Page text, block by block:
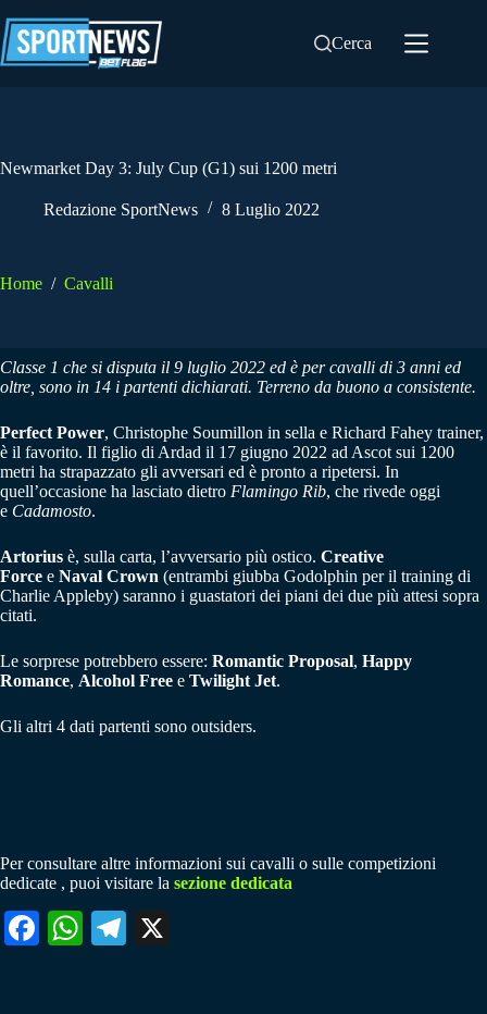
al
contenuto
Cerca
Newmarket Day 3: July Cup (G1) sui 1200 metri
Redazione SportNews 8 Luglio 2022
Home / Cavalli
Classe 1 che si disputa il 9 luglio 2022 ed è per cavalli di 3 anni ed
oltre, sono in 14 i partenti dichiarati. Terreno da buono a consistente.
Perfect Power, Christophe Soumillon in sella e Richard Fahey trainer,
è il favorito. Il figlio di Ardad il 17 giugno 2022 ad Ascot sui 1200
metri ha strapazzato gli avversari ed è pronto a ripetersi. In
quell’occasione ha lasciato dietro Flamingo Rib, che rivede oggi
e Cadamosto.
Artorius è, sulla carta, l’avversario più ostico. Creative
Force e Naval Crown (entrambi giubba Godolphin per il training di
Charlie Appleby) saranno i guastatori dei piani dei due più attesi sopra
citati.
Le sorprese potrebbero essere: Romantic Proposal, Happy
Romance, Alcohol Free e Twilight Jet.
Gli altri 4 dati partenti sono outsiders.
Per consultare altre informazioni sui cavalli o sulle competizioni
dedicate , puoi visitare la sezione dedicata
Fa W
Te